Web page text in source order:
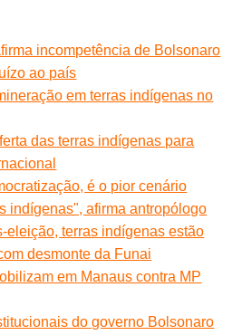
incompetência de Bolsonaro
ao país
em terras indígenas no
das terras indígenas para
é o pior cenário
indígenas", afirma antropólogo
eleição, terras indígenas estão
desmonte da Funai
em Manaus contra MP
do governo Bolsonaro